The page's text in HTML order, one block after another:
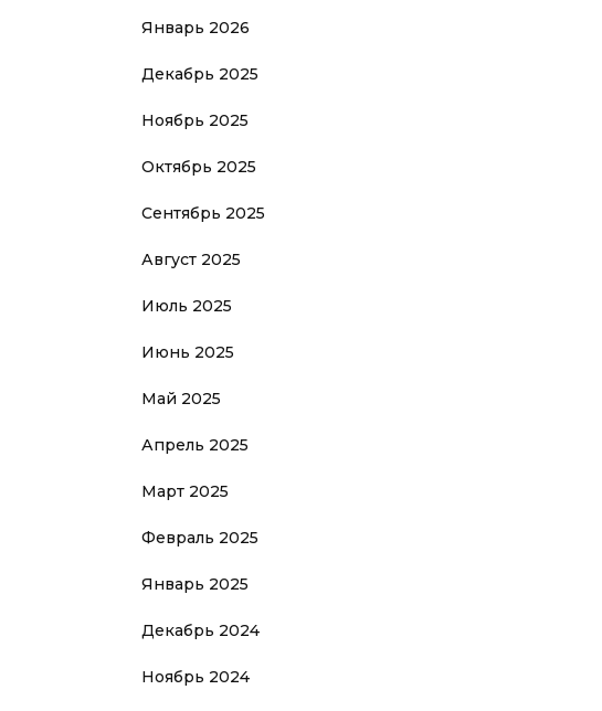
Январь 2026
Декабрь 2025
Ноябрь 2025
Октябрь 2025
Сентябрь 2025
Август 2025
Июль 2025
Июнь 2025
Май 2025
Апрель 2025
Март 2025
Февраль 2025
Январь 2025
Декабрь 2024
Ноябрь 2024